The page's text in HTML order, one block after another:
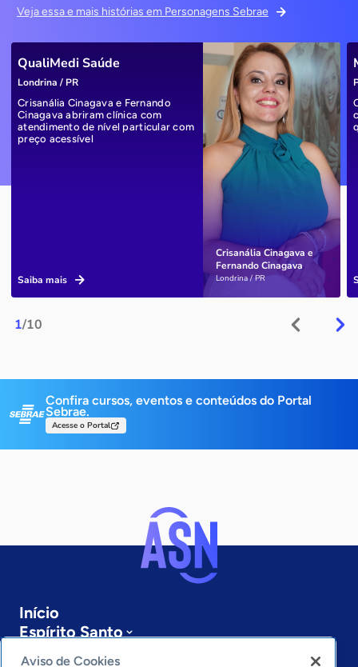
Veja essa e mais histórias em Personagens Sebrae
1/10
Crisanália Cinagava e
Fernando Cinagava
Londrina / PR
QualiMedi Saúde
Londrina / PR
Crisanália Cinagava e Fernando
Cinagava abriram clínica com
atendimento de nível particular com
preço acessível
Saiba mais
Confira cursos, eventos e conteúdos do Portal
Sebrae.
Acesse o Portal
Início
Espírito Santo
Sobre a ASN
Aviso de Cookies